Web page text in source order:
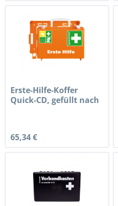
Erste-Hilfe-Koffer
Quick-CD, gefüllt nach
65,34 €